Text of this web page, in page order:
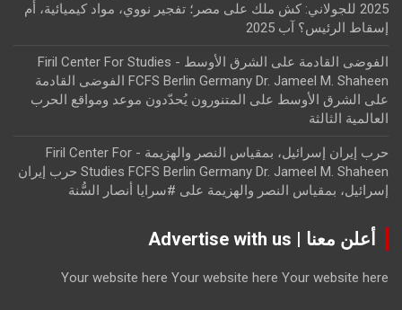
2025 للجولاني: كش ملك
على مصر؛ تفجير نووي، مواد كيميائية، أم
إسقاط الرئيس؟ آب 2025
الفوضى القادمة على الشرق الأوسط - Firil Center For Studies
FCFS Berlin Germany Dr. Jameel M. Shaheen الفوضى القادمة
على الشرق الأوسط على
المتنورون يُحدّدون موعد ومواقع الحرب
العالمية الثالثة
حرب إيران إسرائيل، بمقياس النصر والهزيمة - Firil Center For
Studies FCFS Berlin Germany Dr. Jameel M. Shaheen حرب إيران
إسرائيل، بمقياس النصر والهزيمة على #سرايا أنصار السُّنة
أعلن معنا | Advertise with us
Your website here Your website here Your website here